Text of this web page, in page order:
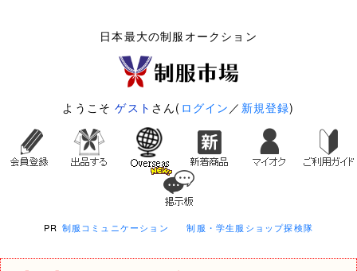
日本最大の制服オークション
ようこそゲスト さん( ログイン ／ 新規登録)
PR 制服コミュニケーション 制服・学生服ショップ探検隊